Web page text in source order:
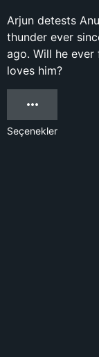
Arjun detests
thunder ever
ago. Will he
loves him?
Seçenekler